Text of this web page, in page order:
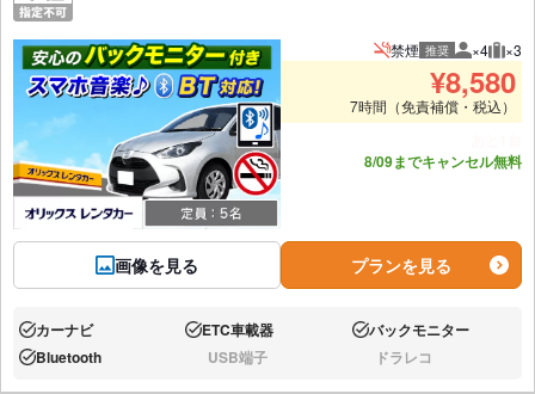
画像を見る
禁煙 推奨 推奨人数
×4 推
×3
¥8,580
7時間（免責補償・税込）
8/09までキャンセル無料
プランを見る
あり:カーナビ あり:ETC車載器 あり:バックモニター
あり:Bluetooth なし:USB端子 なし:ドラレコ